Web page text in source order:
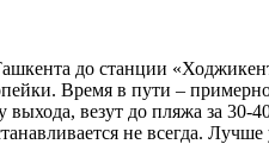
до станции
Время в пути –
везут до пляжа за 30-
не всегда. Лучше